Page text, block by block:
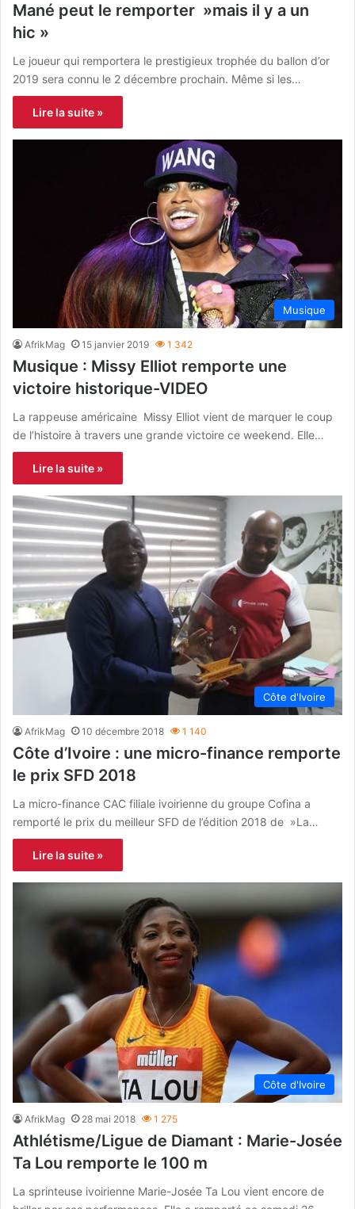
Mané peut le remporter »mais il y a un
hic »
Le joueur qui remportera le prestigieux trophée du ballon d’or
2019 sera connu le 2 décembre prochain. Même si les…
Lire la suite »
Musique
AfrikMag 15 janvier 2019 1 342
Musique : Missy Elliot remporte une
victoire historique-VIDEO
La rappeuse américaine Missy Elliot vient de marquer le coup
de l’histoire à travers une grande victoire ce weekend. Elle…
Lire la suite »
Côte d'Ivoire
AfrikMag 10 décembre 2018 1 140
Côte d’Ivoire : une micro-finance remporte
le prix SFD 2018
La micro-finance CAC filiale ivoirienne du groupe Cofina a
remporté le prix du meilleur SFD de l’édition 2018 de »La…
Lire la suite »
Côte d'Ivoire
AfrikMag 28 mai 2018 1 275
Athlétisme/Ligue de Diamant : Marie-Josée
Ta Lou remporte le 100 m
La sprinteuse ivoirienne Marie-Josée Ta Lou vient encore de